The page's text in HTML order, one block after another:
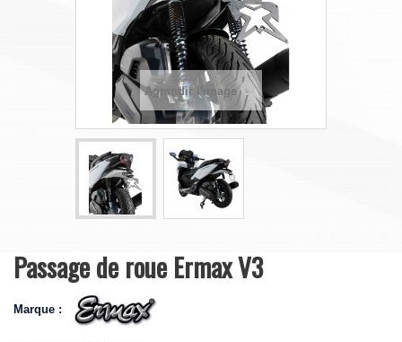
Agrandir l'image
Passage de roue Ermax V3
Marque :